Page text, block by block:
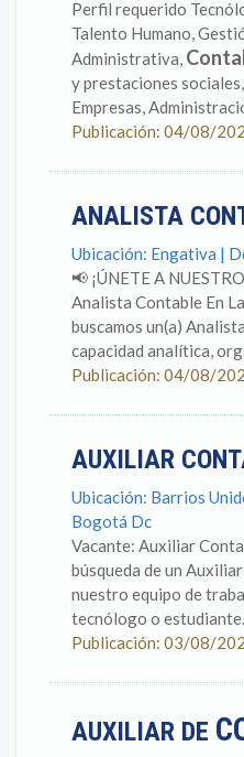
Perfil requerido
Talento Humano,
Administrativa,
y prestaciones
Empresas,
Publicación: 04/08/
ANALISTA
Ubicación: Engativa |
📢 ¡ÚNETE A
Analista Contable En
buscamos un(a)
capacidad analítica,
Publicación: 04/08/
AUXILIAR
Ubicación: Barrios
Bogotá Dc
Vacante: Auxiliar
búsqueda de un
nuestro equipo de
tecnólogo o
Publicación: 03/08/
AUXILIAR DE